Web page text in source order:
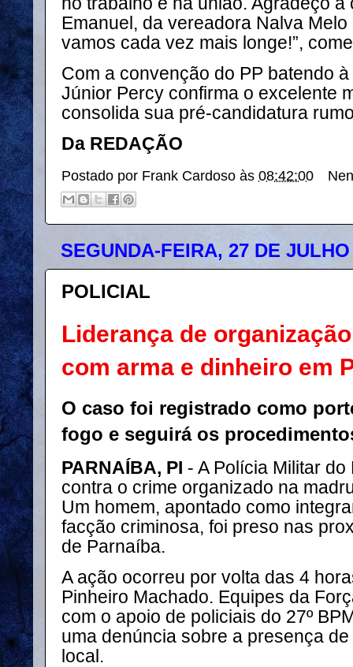
Emanuel, da vereadora Nalva
vamos cada vez mais longe!”,
Com a convenção do PP batendo
Júnior Percy confirma o excelente
consolida sua pré-candidatura
Da REDAÇÃO
Postado por Frank Cardoso às 08:42:00
SEGUNDA-FEIRA, 27 DE
POLICIAL
Liderança de
com arma e dinheiro em
O caso foi registrado como
fogo e seguirá os
PARNAÍBA, PI - A Polícia Militar
contra o crime organizado na
Um homem, apontado como
facção criminosa, foi preso nas
de Parnaíba.
A ação ocorreu por volta das 4
Pinheiro Machado. Equipes da
com o apoio de policiais do 27º
uma denúncia sobre a presença
local.